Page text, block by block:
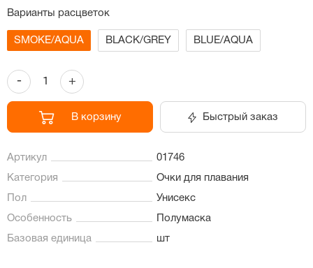
Варианты расцветок
SMOKE/AQUA BLACK/GREY BLUE/AQUA
- +
В корзину Быстрый заказ
Артикул 01746
Категория Очки для плавания
Пол Унисекс
Особенность Полумаска
Базовая единица шт